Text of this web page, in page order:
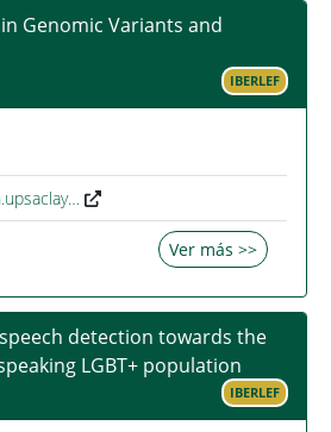
Genomic Variants and
IBERLEF
Ver más >>
detection towards the
LGBT+ population
IBERLEF